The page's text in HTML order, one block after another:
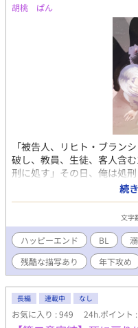
胡桃 ぱん
「被告人、リヒト・ブラン
破し、教員、生徒、客人含
刑に処す」その日、俺は処
れ、共に過ごした弟に憎悪
終えた、はずだった。ーー
に遡ってる！？今度は絶対
エンディングをハッピーエ
犬系魔法騎士【クロノス】✖️
設定がまぁまぁダークなの
なく入ります、エロは※、ハ
み、毎日19時に更新します
続
文字
ハッピーエンド BL
残酷な描写あり
年下攻め
長編 連載中 なし
お気に入り : 949 24h.ポイント